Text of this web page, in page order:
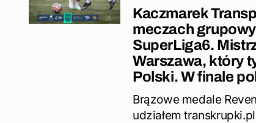
Kaczmarek
meczach
SuperLiga6.
Warszawa, który
Polski. W finale
Brązowe medale
udziałem